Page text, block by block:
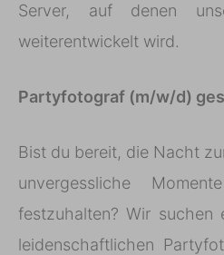
Server, auf denen
weiterentwickelt wird.
Partyfotograf (m/w/d)
Bist du bereit, die Nacht
unvergessliche
festzuhalten? Wir suchen
leidenschaftlichen